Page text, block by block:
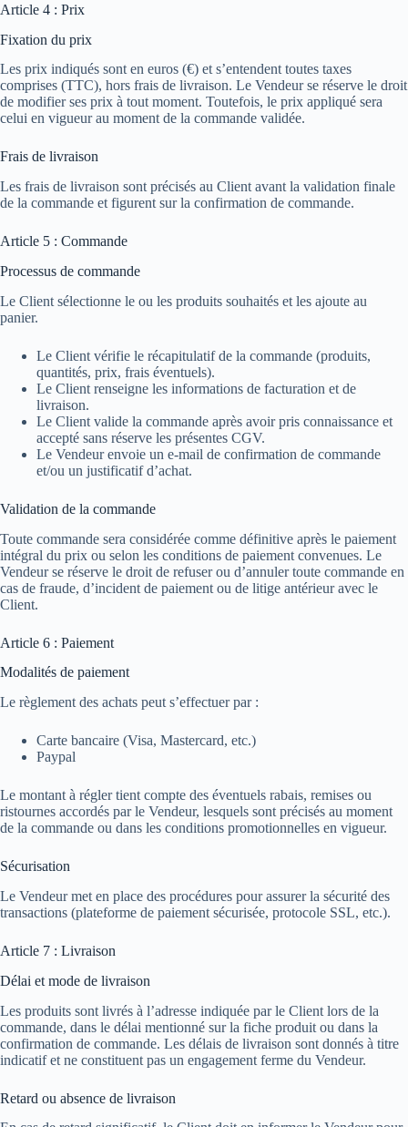
Article 4 : Prix
Fixation du prix
Les prix indiqués sont en euros (€) et s’entendent toutes taxes
comprises (TTC), hors frais de livraison. Le Vendeur se réserve le droit
de modifier ses prix à tout moment. Toutefois, le prix appliqué sera
celui en vigueur au moment de la commande validée.
Frais de livraison
Les frais de livraison sont précisés au Client avant la validation finale
de la commande et figurent sur la confirmation de commande.
Article 5 : Commande
Processus de commande
Le Client sélectionne le ou les produits souhaités et les ajoute au
panier.
Le Client vérifie le récapitulatif de la commande (produits,
quantités, prix, frais éventuels).
Le Client renseigne les informations de facturation et de
livraison.
Le Client valide la commande après avoir pris connaissance et
accepté sans réserve les présentes CGV.
Le Vendeur envoie un e-mail de confirmation de commande
et/ou un justificatif d’achat.
Validation de la commande
Toute commande sera considérée comme définitive après le paiement
intégral du prix ou selon les conditions de paiement convenues. Le
Vendeur se réserve le droit de refuser ou d’annuler toute commande en
cas de fraude, d’incident de paiement ou de litige antérieur avec le
Client.
Article 6 : Paiement
Modalités de paiement
Le règlement des achats peut s’effectuer par :
Carte bancaire (Visa, Mastercard, etc.)
Paypal
Le montant à régler tient compte des éventuels rabais, remises ou
ristournes accordés par le Vendeur, lesquels sont précisés au moment
de la commande ou dans les conditions promotionnelles en vigueur.
Sécurisation
Le Vendeur met en place des procédures pour assurer la sécurité des
transactions (plateforme de paiement sécurisée, protocole SSL, etc.).
Article 7 : Livraison
Délai et mode de livraison
Les produits sont livrés à l’adresse indiquée par le Client lors de la
commande, dans le délai mentionné sur la fiche produit ou dans la
confirmation de commande. Les délais de livraison sont donnés à titre
indicatif et ne constituent pas un engagement ferme du Vendeur.
Retard ou absence de livraison